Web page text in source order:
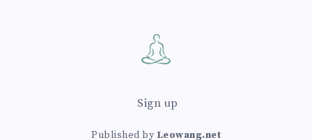
Sign up
Published by Leowang.net